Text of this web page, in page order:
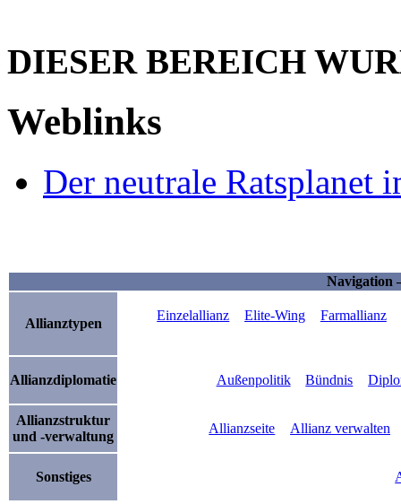
DIESER BEREICH
Weblinks
Der neutrale Ratsplanet
Navigation
Allianztypen
Einzelallianz Elite-Wing Farmallianz
Allianzdiplomatie Außenpolitik Bündnis
Allianzstruktur
und -verwaltung
Allianzseite Allianz verwalten
Sonstiges